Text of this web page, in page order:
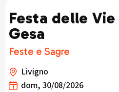
Festa delle
Gesa
Feste e Sagre
Livigno
dom, 30/08/2026